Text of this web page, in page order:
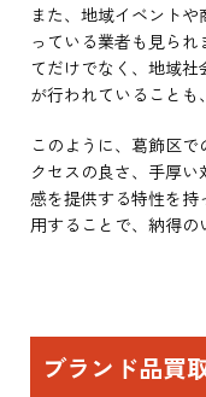
また、地域イベント
っている業者も見ら
てだけでなく、地域
が行われていることも
このように、葛飾区
クセスの良さ、手厚
感を提供する特性を
用することで、納得の
ブランド品買